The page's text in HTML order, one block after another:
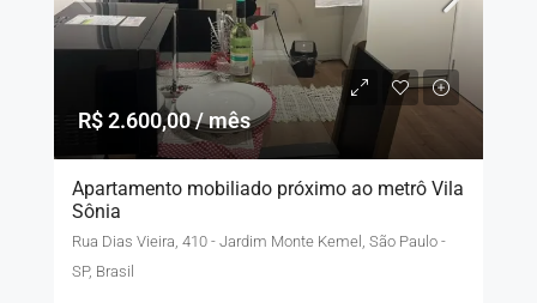
R$ 2.600,00 / mês
Apartamento mobiliado próximo ao metrô Vila
Sônia
Rua Dias Vieira, 410 - Jardim Monte Kemel, São Paulo -
SP, Brasil